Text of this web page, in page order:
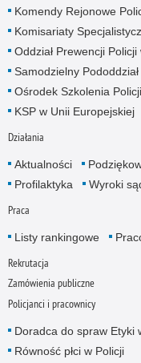
Komendy Rejonowe
Komisariaty
Oddział Prewencji
Samodzielny
Ośrodek Szkolenia
KSP w Unii Europejskiej
Działania
Aktualności
Profilaktyka
Wyroki
Praca
Listy rankingowe
Rekrutacja
Zamówienia publiczne
Policjanci i pracownicy
Doradca do spraw Etyki
Równość płci w Policji